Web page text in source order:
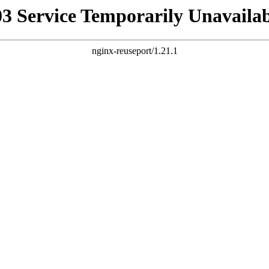
Service Temporarily
nginx-reuseport/1.21.1